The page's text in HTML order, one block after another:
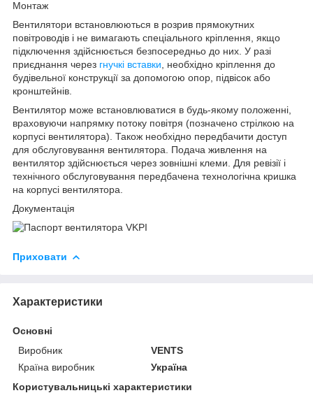
Монтаж
Вентилятори встановлюються в розрив прямокутних
повітроводів і не вимагають спеціального кріплення, якщо
підключення здійснюється безпосередньо до них. У разі
приєднання через гнучкі вставки , необхідно кріплення до
будівельної конструкції за допомогою опор, підвісок або
кронштейнів.
Вентилятор може встановлюватися в будь-якому положенні,
враховуючи напрямку потоку повітря (позначено стрілкою на
корпусі вентилятора). Також необхідно передбачити доступ
для обслуговування вентилятора. Подача живлення на
вентилятор здійснюється через зовнішні клеми. Для ревізії і
технічного обслуговування передбачена технологічна кришка
на корпусі вентилятора.
Документація
Приховати
Характеристики
Основні
Виробник
VENTS
Країна виробник
Україна
Користувальницькі характеристики